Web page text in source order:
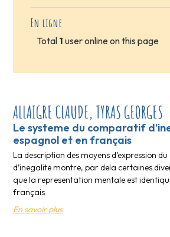
En ligne
Total 1 user online on this page
ALLAIGRE CLAUDE, TYRAS GEORGES
Le systeme du comparatif
espagnol et en français
La description des moyens d’expression
d’inegalite montre, par dela certaines
que la representation mentale est
français
En savoir plus